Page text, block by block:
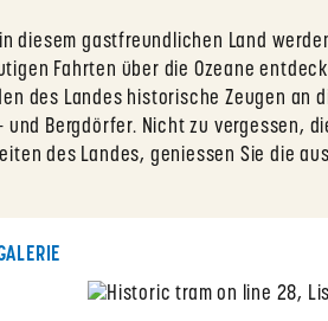
diesem gastfreundlichen Land
Fahrten über die Ozeane
des Landes historische Zeugen an
und Bergdörfer. Nicht zu vergessen,
des Landes, geniessen Sie die